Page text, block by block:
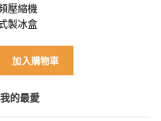
壓縮機
製冰盒
公升 日本製 原裝變頻六門冰箱 (消
加入購物車
的最愛